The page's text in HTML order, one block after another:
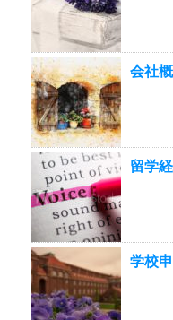
会社
留学
学校